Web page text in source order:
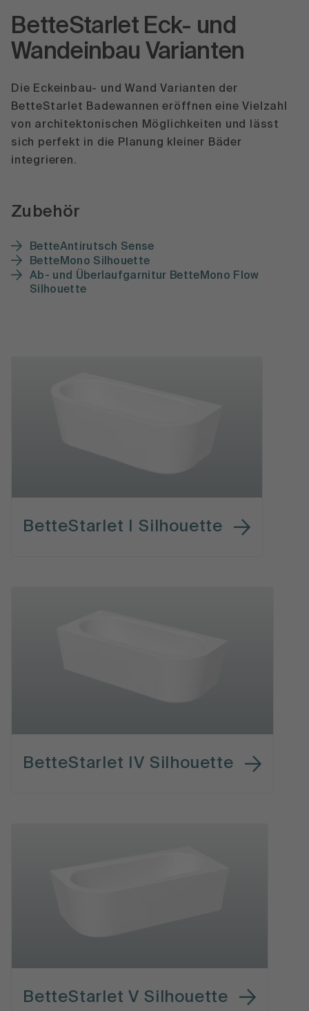
BetteStarlet Eck- und
Wandeinbau Varianten
Die Eckeinbau- und Wand Varianten der
BetteStarlet Badewannen eröffnen eine Vielzahl
von architektonischen Möglichkeiten und lässt
sich perfekt in die Planung kleiner Bäder
integrieren.
Zubehör
BetteAntirutsch Sense
BetteMono Silhouette
Ab- und Überlaufgarnitur BetteMono Flow
Silhouette
BetteStarlet I Silhouette
BetteStarlet IV Silhouette
BetteStarlet V Silhouette